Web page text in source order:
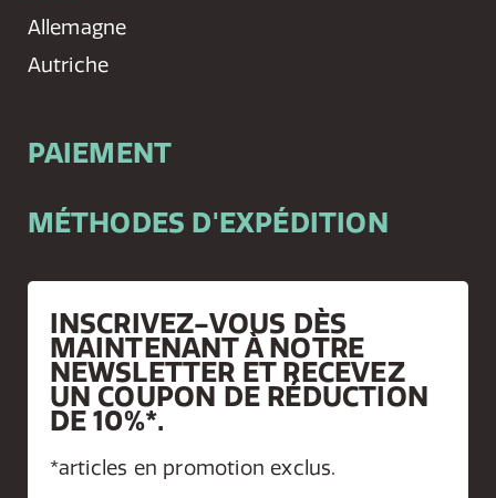
Allemagne
Autriche
PAIEMENT
MÉTHODES D'EXPÉDITION
INSCRIVEZ-VOUS DÈS
MAINTENANT À NOTRE
NEWSLETTER ET RECEVEZ
UN COUPON DE RÉDUCTION
DE 10%*.
*articles en promotion exclus.